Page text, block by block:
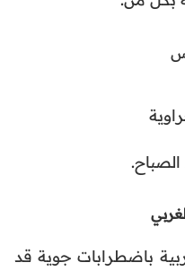
باضطرابات جوية قد